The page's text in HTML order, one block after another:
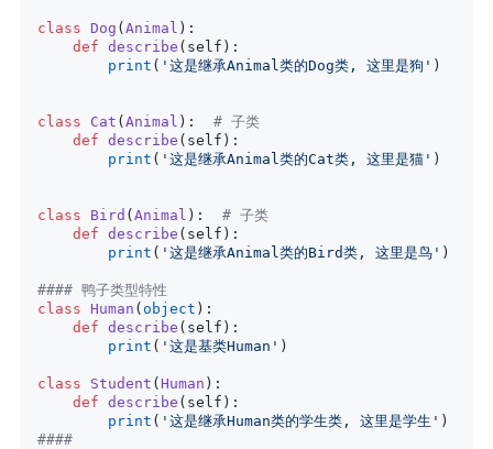
class Dog ( Animal ):
    def
describe (self):
        print
( '这是继承Animal类的Dog类, 这里是狗' )
class Cat ( Animal ): # 子类
    def
describe (self):
        print
( '这是继承Animal类的Cat类, 这里是猫' )
class Bird ( Animal ): # 子类
    def
describe (self):
        print
( '这是继承Animal类的Bird类, 这里是鸟' )
#### 鸭子类型特性
class Human ( object ):
    def
describe (self):
        print
( '这是基类Human' )
class Student ( Human ):
    def
describe (self):
        print
( '这是继承Human类的学生类, 这里是学生' )
####